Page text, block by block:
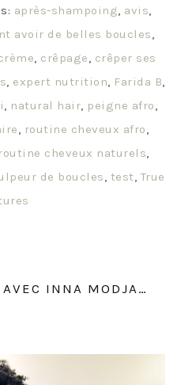
après-shampoing, avis,
avoir de belles boucles,
, crêpage, crêper ses
, expert nutrition, Farida B,
, natural hair, peigne afro,
, routine cheveux afro,
routine cheveux naturels,
de boucles, test, True
INNA MODJA…